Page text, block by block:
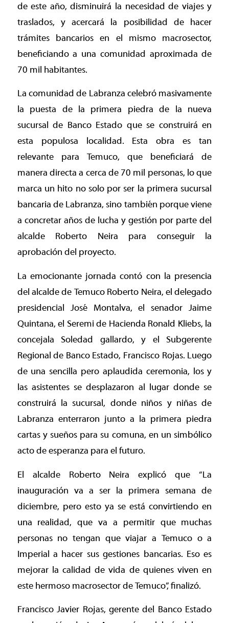
de este año, disminuirá la necesidad de viajes y
traslados, y acercará la posibilidad de hacer
trámites bancarios en el mismo macrosector,
beneficiando a una comunidad aproximada de
70 mil habitantes.
La comunidad de Labranza celebró masivamente
la puesta de la primera piedra de la nueva
sucursal de Banco Estado que se construirá en
esta populosa localidad. Esta obra es tan
relevante para Temuco, que beneficiará de
manera directa a cerca de 70 mil personas, lo que
marca un hito no solo por ser la primera sucursal
bancaria de Labranza, sino también porque viene
a concretar años de lucha y gestión por parte del
alcalde Roberto Neira para conseguir la
aprobación del proyecto.
La emocionante jornada contó con la presencia
del alcalde de Temuco Roberto Neira, el delegado
presidencial José Montalva, el senador Jaime
Quintana, el Seremi de Hacienda Ronald Kliebs, la
concejala Soledad gallardo, y el Subgerente
Regional de Banco Estado, Francisco Rojas. Luego
de una sencilla pero aplaudida ceremonia, los y
las asistentes se desplazaron al lugar donde se
construirá la sucursal, donde niños y niñas de
Labranza enterraron junto a la primera piedra
cartas y sueños para su comuna, en un simbólico
acto de esperanza para el futuro.
El alcalde Roberto Neira explicó que “La
inauguración va a ser la primera semana de
diciembre, pero esto ya se está convirtiendo en
una realidad, que va a permitir que muchas
personas no tengan que viajar a Temuco o a
Imperial a hacer sus gestiones bancarias. Eso es
mejorar la calidad de vida de quienes viven en
este hermoso macrosector de Temuco”, finalizó.
Francisco Javier Rojas, gerente del Banco Estado